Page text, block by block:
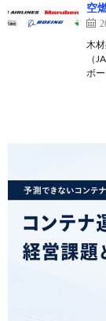
空
木
（
ボ